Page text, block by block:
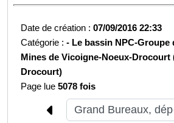
Date de création :07/09/2016 22:33
Catégorie :- Le bassin NPC-Groupe
Mines de Vicoigne-Noeux-Drocourt
Drocourt)
Page lue5078 fois